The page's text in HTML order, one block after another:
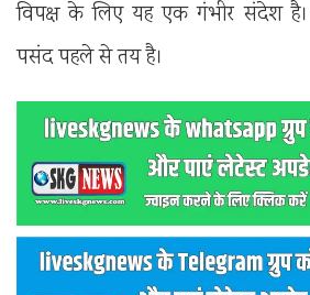
विपक्ष के लिए यह एक गंभीर संदेश है।
पसंद पहले से तय है।